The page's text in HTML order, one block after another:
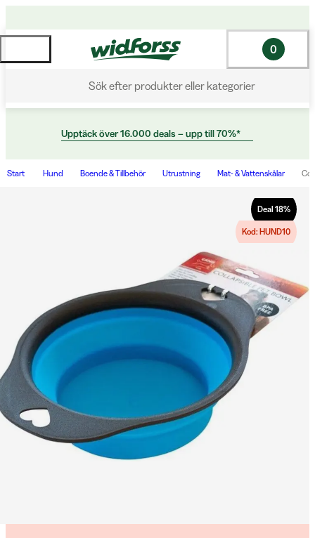
Sök efter produkter eller kategorier
0
Upptäck över 16.000 deals – upp till 70%*
Start Hund Boende & Tillbehör Utrustning Mat- & Vattenskålar
Deal 18%
Kod: HUND10